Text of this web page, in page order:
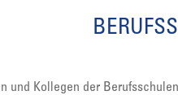
und Kollegen der